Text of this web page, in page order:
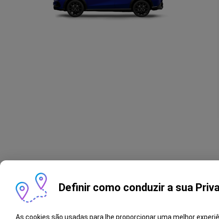
Definir como conduzir a sua
As cookies são usadas para lhe proporcionar uma melhor